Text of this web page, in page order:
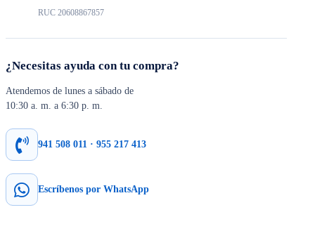
RUC 20608867857
¿Necesitas ayuda con tu compra?
Atendemos de lunes a sábado de
10:30 a. m. a 6:30 p. m.
941 508 011 · 955 217 413
Escríbenos por WhatsApp